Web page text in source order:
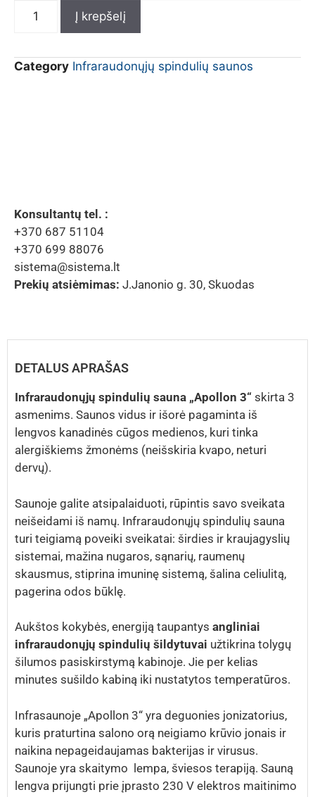
Į krepšelį
Category Infraraudonųjų spindulių saunos
Konsultantų tel. :
+370 687 51104
+370 699 88076
sistema@sistema.lt
Prekių atsiėmimas: J.Janonio g. 30, Skuodas
DETALUS APRAŠAS
Infraraudonųjų spindulių sauna „Apollon 3“ skirta 3
asmenims. Saunos vidus ir išorė pagaminta iš
lengvos kanadinės cūgos medienos, kuri tinka
alergiškiems žmonėms (neišskiria kvapo, neturi
dervų).
Saunoje galite atsipalaiduoti, rūpintis savo sveikata
neišeidami iš namų. Infraraudonųjų spindulių sauna
turi teigiamą poveiki sveikatai: širdies ir kraujagyslių
sistemai, mažina nugaros, sąnarių, raumenų
skausmus, stiprina imuninę sistemą, šalina celiulitą,
pagerina odos būklę.
Aukštos kokybės, energiją taupantys angliniai
infraraudonųjų spindulių šildytuvai užtikrina tolygų
šilumos pasiskirstymą kabinoje. Jie per kelias
minutes sušildo kabiną iki nustatytos temperatūros.
Infrasaunoje „Apollon 3“ yra deguonies jonizatorius,
kuris praturtina salono orą neigiamo krūvio jonais ir
naikina nepageidaujamas bakterijas ir virusus.
Saunoje yra skaitymo lempa, šviesos terapiją. Sauną
lengva prijungti prie įprasto 230 V elektros maitinimo